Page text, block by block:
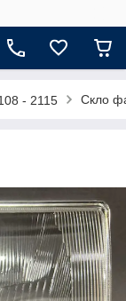
- 2115 Скло